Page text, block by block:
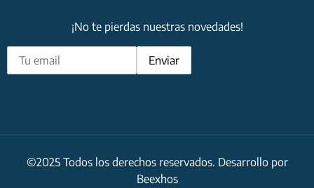
¡No te pierdas nuestras novedades!
©2025 Todos los derechos reservados. Desarrollo por
Beexhos